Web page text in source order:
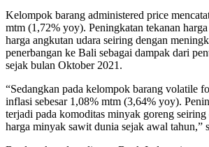
Kelompok barang administered price
mtm (1,72% yoy). Peningkatan tekanan
harga angkutan udara seiring dengan
penerbangan ke Bali sebagai dampak dari
sejak bulan Oktober 2021.
“Sedangkan pada kelompok barang volatile
inflasi sebesar 1,08% mtm (3,64% yoy).
terjadi pada komoditas minyak goreng seiring
harga minyak sawit dunia sejak awal tahun,”